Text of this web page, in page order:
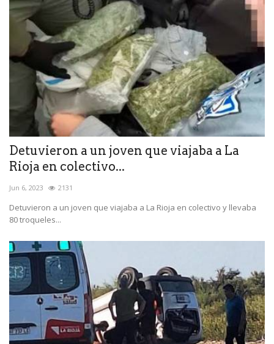
Detuvieron a un joven que viajaba a La
Rioja en colectivo...
Jun 6, 2023 2131
Detuvieron a un joven que viajaba a La Rioja en colectivo y llevaba
80 troqueles...